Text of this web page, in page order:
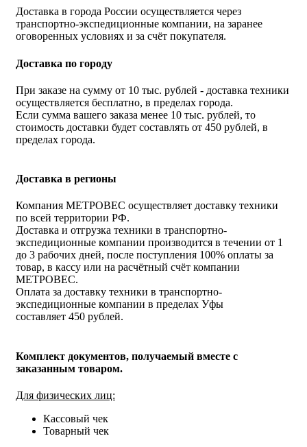
Доставка в города России осуществляется через
транспортно-экспедиционные компании, на заранее
оговоренных условиях и за счёт покупателя.
Доставка по городу
При заказе на сумму от 10 тыс. рублей - доставка техники
осуществляется бесплатно, в пределах города.
Если сумма вашего заказа менее 10 тыс. рублей, то
стоимость доставки будет составлять от 450 рублей, в
пределах города.
Доставка в регионы
Компания МЕТРОВЕС осуществляет доставку техники
по всей территории РФ.
Доставка и отгрузка техники в транспортно-
экспедиционные компании производится в течении от 1
до 3 рабочих дней, после поступления 100% оплаты за
товар, в кассу или на расчётный счёт компании
МЕТРОВЕС.
Оплата за доставку техники в транспортно-
экспедиционные компании в пределах Уфы
составляет 450 рублей.
Комплект документов, получаемый вместе с
заказанным товаром.
Для физических лиц:
Кассовый чек
Товарный чек